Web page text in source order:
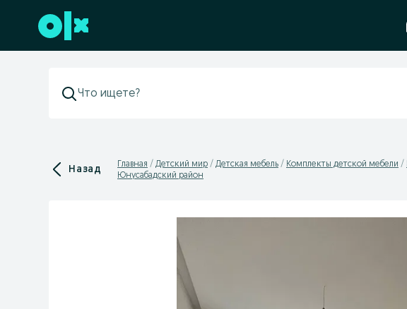
Перейти к нижнему колонтитулу
Назад Главная Детский мир Детская мебель Комплекты детской мебели
Юнусабадский район